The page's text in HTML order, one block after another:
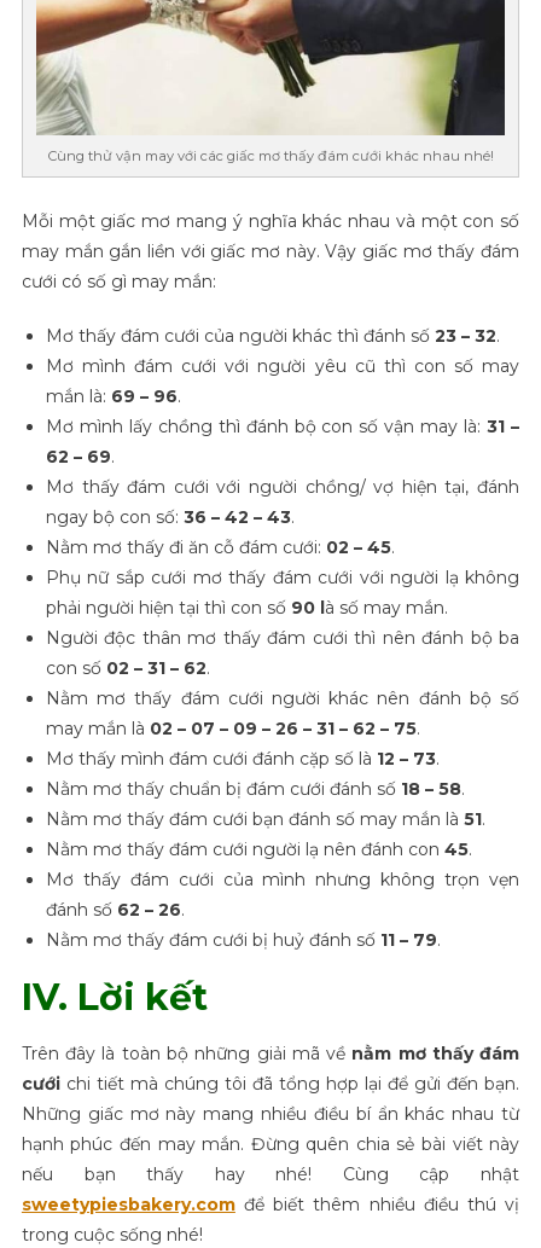
Cùng thử vận may với các giấc mơ thấy đám cưới khác nhau nhé!
Mỗi một giấc mơ mang ý nghĩa khác nhau và một con số
may mắn gắn liền với giấc mơ này. Vậy giấc mơ thấy đám
cưới có số gì may mắn:
Mơ thấy đám cưới của người khác thì đánh số 23 – 32.
Mơ mình đám cưới với người yêu cũ thì con số may
mắn là: 69 – 96.
Mơ mình lấy chồng thì đánh bộ con số vận may là:31 –
62 – 69.
Mơ thấy đám cưới với người chồng/ vợ hiện tại, đánh
ngay bộ con số: 36 – 42 – 43.
Nằm mơ thấy đi ăn cỗ đám cưới: 02 – 45.
Phụ nữ sắp cưới mơ thấy đám cưới với người lạ không
phải người hiện tại thì con số 90 là số may mắn.
Người độc thân mơ thấy đám cưới thì nên đánh bộ ba
con số 02 – 31 – 62.
Nằm mơ thấy đám cưới người khác nên đánh bộ số
may mắn là 02 – 07 – 09 – 26 – 31 – 62 – 75.
Mơ thấy mình đám cưới đánh cặp số là 12 – 73.
Nằm mơ thấy chuẩn bị đám cưới đánh số 18 – 58.
Nằm mơ thấy đám cưới bạn đánh số may mắn là 51.
Nằm mơ thấy đám cưới người lạ nên đánh con 45.
Mơ thấy đám cưới của mình nhưng không trọn vẹn
đánh số 62 – 26.
Nằm mơ thấy đám cưới bị huỷ đánh số 11 – 79.
IV. Lời kết
Trên đây là toàn bộ những giải mã về nằm mơ thấy đám
cướichi tiết mà chúng tôi đã tổng hợp lại để gửi đến bạn.
Những giấc mơ này mang nhiều điều bí ẩn khác nhau từ
hạnh phúc đến may mắn. Đừng quên chia sẻ bài viết này
nếu bạn thấy hay nhé! Cùng cập nhật
sweetypiesbakery.comđể biết thêm nhiều điều thú vị
trong cuộc sống nhé!